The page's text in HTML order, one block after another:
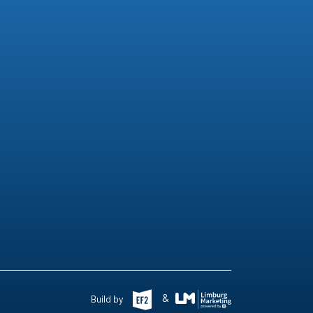
Build by &